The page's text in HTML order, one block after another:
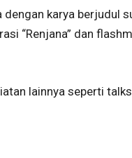
karya berjudul
“Renjana” dan
lainnya seperti